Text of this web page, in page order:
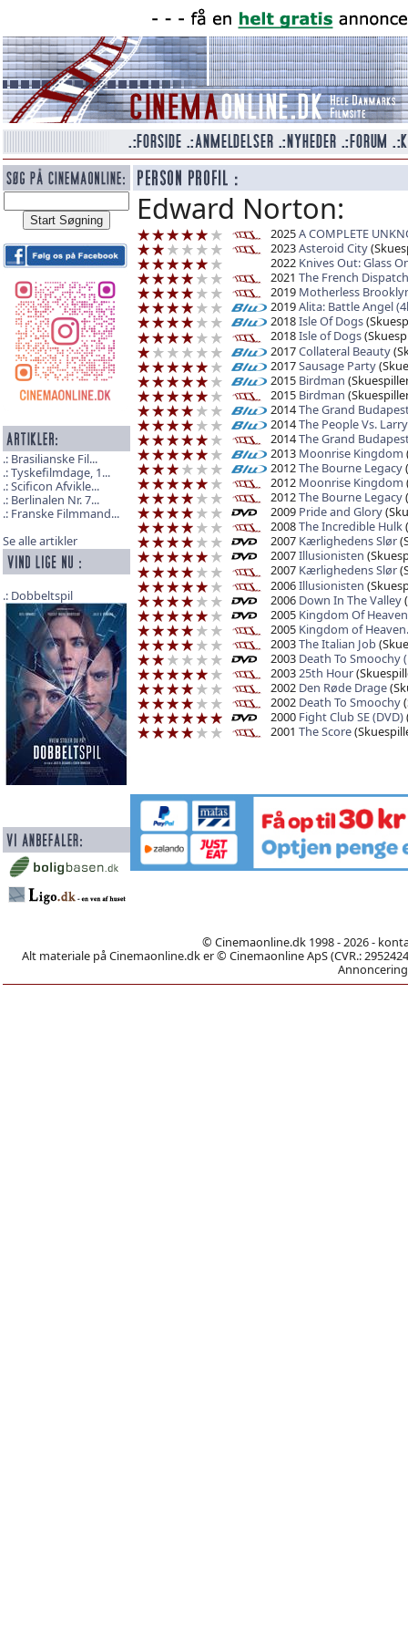
Brasilianske Fil...
Tyskefilmdage, 1...
Scificon Afvikle...
Berlinalen Nr. 7...
Franske Filmmand...
Se alle artikler
Dobbeltspil
Edward Norton:
2025A COMPLETE
2023Asteroid City
2022 Knives Out: Glass
2021 The French Dispatch
2019 Motherless
2019Alita: Battle Angel
2018Isle Of Dogs
2018Isle of Dogs
2017Collateral Beauty
2017Sausage Party
2015 Birdman
2015 Birdman
2014The Grand
2014The People Vs.
2014The Grand
2013 Moonrise Kingdom
2012The Bourne Legacy
2012 Moonrise Kingdom
2012The Bourne Legacy
2009 Pride and Glory
2008The Incredible Hulk
2007 Kærlighedens Slør
2007Illusionisten
2007 Kærlighedens Slør
2006Illusionisten
2006 Down In The Valley
2005 Kingdom Of
2005 Kingdom of Heaven.
2003The Italian Job
2003 Death To Smoochy
200325th Hour
2002 Den Røde Drage
2002 Death To Smoochy
2000 Fight Club SE (DVD)
2001 The Score
© Cinemaonline.dk 1998 - 2026 -
Alt materiale på Cinemaonline.dk er © Cinemaonline ApS (CVR.: